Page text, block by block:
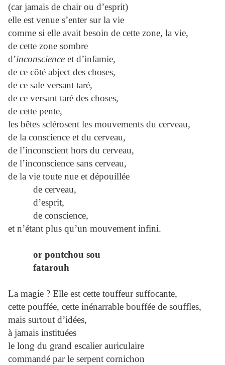
(car jamais de chair ou d’esprit)
elle est venue s’enter sur la vie
comme si elle avait besoin de cette zone, la vie,
de cette zone sombre
d’inconscience et d’infamie,
de ce côté abject des choses,
de ce sale versant taré,
de ce versant taré des choses,
de cette pente,
les bêtes sclérosent les mouvements du cerveau,
de la conscience et du cerveau,
de l’inconscient hors du cerveau,
de l’inconscience sans cerveau,
de la vie toute nue et dépouillée
de cerveau,
d’esprit,
de conscience,
et n’étant plus qu’un mouvement infini.
or pontchou sou
fatarouh
La magie ? Elle est cette touffeur suffocante,
cette pouffée, cette inénarrable bouffée de souffles,
mais surtout d’idées,
à jamais instituées
le long du grand escalier auriculaire
commandé par le serpent cornichon